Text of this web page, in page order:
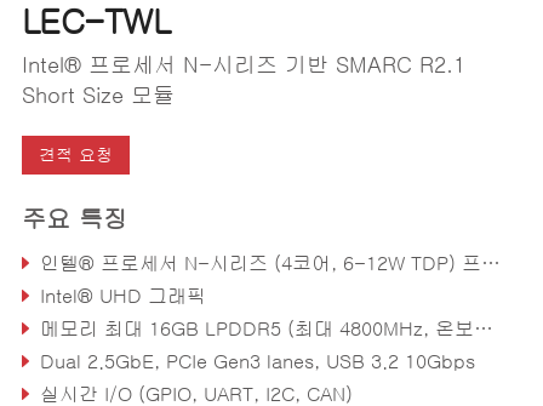
LEC-TWL
Intel® 프로세서 N-시리즈 기반 SMARC R2.1
Short Size 모듈
견적 요청
주요 특징
인텔® 프로세서 N-시리즈 (4코어, 6-12W TDP) 프로세
Intel® UHD 그래픽
메모리 최대 16GB LPDDR5 (최대 4800MHz, 온보드 솔더링 방식), 최대 256GB eMMC
Dual 2.5GbE, PCIe Gen3 lanes, USB 3.2 10Gbps
실시간 I/O (GPIO, UART, I2C, CAN)